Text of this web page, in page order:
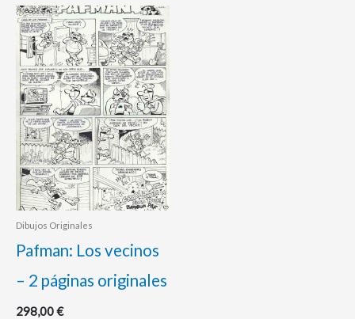
Dibujos Originales
Pafman: Los vecinos
– 2 páginas originales
298,00€